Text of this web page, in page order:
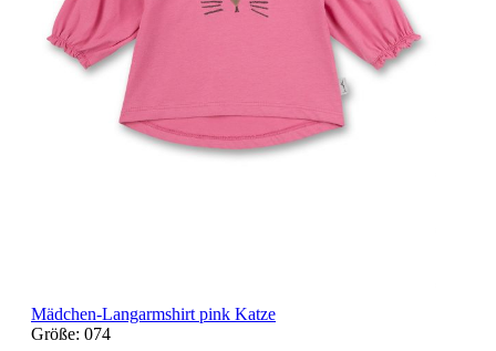
Mädchen-Langarmshirt pink Katze
Größe: 074